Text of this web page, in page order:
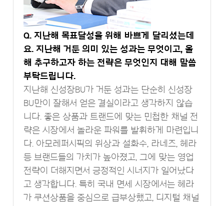
Q. 지난해 목표달성을 위해 바쁘게 달리셨는데
요. 지난해 거둔 의미 있는 성과는 무엇이고, 올
해 추구하고자 하는 전략은 무엇인지 대해 말씀
부탁드립니다.
지난해 신성장BU가 거둔 성과는 단순히 신성장
BU만이 잘해서 얻은 결실이라고 생각하지 않습
니다. 좋은 상품과 트랜드에 맞는 민첩한 채널 전
략은 시장에서 놀라운 파워를 발휘하게 마련입니
다. 아모레퍼시픽의 위상과 설화수, 라네즈, 헤라
등 브랜드들의 가치가 높아졌고, 그에 맞는 영업
전략이 더해지면서 긍정적인 시너지가 일어났다
고 생각합니다. 특히 국내 면세 시장에서는 헤라
가 쿠션상품을 중심으로 급부상했고, 디지털 채널